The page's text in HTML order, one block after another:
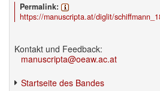
Permalink:
https://manuscripta.at/diglit/
Kontakt und Feedback:
manuscripta@oeaw.ac.at
Startseite des Bandes